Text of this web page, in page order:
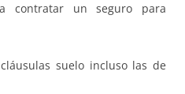
contratar un seguro para
suelo incluso las de